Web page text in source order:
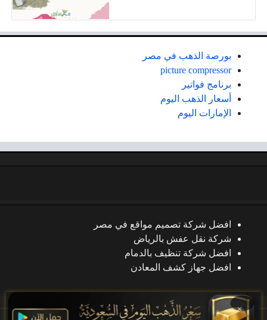
بورصة الذهب في مصر
picture compressor
برنامج فواتير
أسعار الذهب اليوم
الإمارات اليوم
افضل شركة تصميم مواقع في مصر
شركة نقل عفش بالرياض
افضل شركة تنظيف بالدمام
افضل جهاز كشف المعادن
×